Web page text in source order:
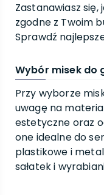
Zastanawiasz
zgodne z Twoim
Sprawdź
Wybór misek do
Przy wyborze
uwagę na
estetyczne oraz
one idealne do
plastikowe i
sałatek i